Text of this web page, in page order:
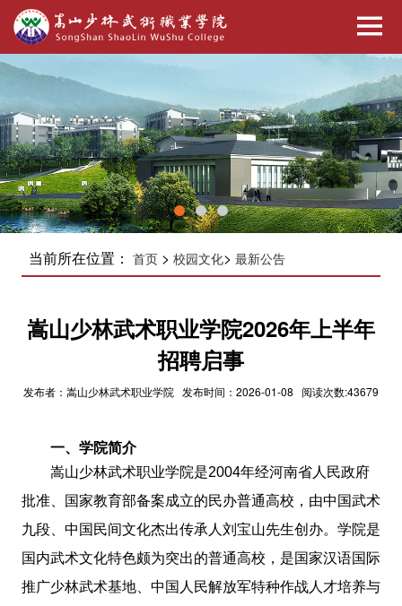
当前所在位置： 首页> 校园文化> 最新公告
嵩山少林武术职业学院2026年上半年
招聘启事
发布者：嵩山少林武术职业学院 发布时间：2026-01-08 阅读次数:43679
一、学院简介
嵩山少林武术职业学院是2004年经河南省人民政府
批准、国家教育部备案成立的民办普通高校，由中国武术
九段、中国民间文化杰出传承人刘宝山先生创办。学院是
国内武术文化特色颇为突出的普通高校，是国家汉语国际
推广少林武术基地、中国人民解放军特种作战人才培养与